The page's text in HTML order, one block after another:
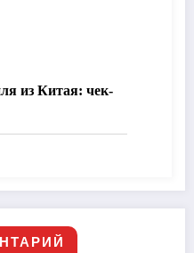
из Китая: чек-